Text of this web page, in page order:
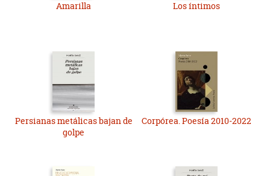
Amarilla Los íntimos
Persianas metálicas bajan de
golpe
Corpórea. Poesía 2010-2022